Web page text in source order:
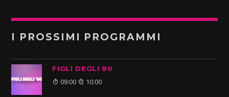
I PROSSIMI PROGRAMMI
FIGLI DEGLI 80
09:00 10:00